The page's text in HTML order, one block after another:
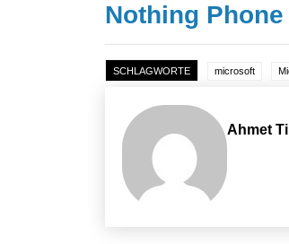
Nothing Phone
SCHLAGWORTE microsoft
Ahmet